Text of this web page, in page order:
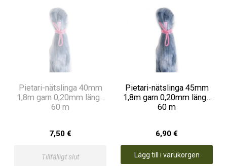
Pietari-nätslinga 40mm
1,8m garn 0,20mm längd
60 m
7,50 €
Tillfälligt slut
Pietari-nätslinga 45mm
1,8m garn 0,20mm längd
60 m
6,90 €
Lägg till i varukorgen